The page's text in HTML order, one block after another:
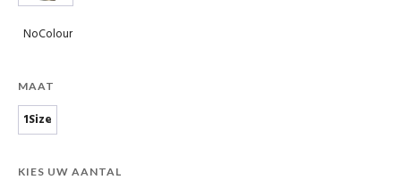
NoColour
MAAT
1Size
KIES UW AANTAL